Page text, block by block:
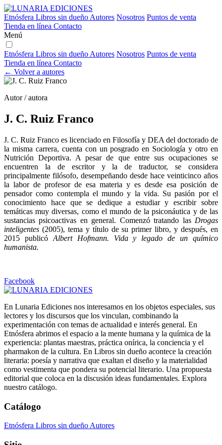
Etnósfera Libros sin dueño Autores Nosotros Puntos de venta
Tienda en línea Contacto
Menú
Etnósfera Libros sin dueño Autores Nosotros Puntos de venta
Tienda en línea Contacto
← Volver a autores
Autor / autora
J. C. Ruiz Franco
J. C. Ruiz Franco es licenciado en Filosofía y DEA del doctorado de
la misma carrera, cuenta con un posgrado en Sociología y otro en
Nutrición Deportiva. A pesar de que entre sus ocupaciones se
encuentren la de escritor y la de traductor, se considera
principalmente filósofo, desempeñando desde hace veinticinco años
la labor de profesor de esa materia y es desde esa posición de
pensador como contempla el mundo y la vida. Su pasión por el
conocimiento hace que se dedique a estudiar y escribir sobre
temáticas muy diversas, como el mundo de la psiconáutica y de las
sustancias psicoactivas en general. Comenzó tratando las Drogas
inteligentes (2005), tema y título de su primer libro, y después, en
2015 publicó Albert Hofmann. Vida y legado de un químico
humanista.
Facebook
En Lunaria Ediciones nos interesamos en los objetos especiales, sus
lectores y los discursos que los vinculan, combinando la
experimentación con temas de actualidad e interés general. En
Etnósfera abrimos el espacio a la mente humana y la química de la
experiencia: plantas maestras, práctica onírica, la conciencia y el
pharmakon de la cultura. En Libros sin dueño acontece la creación
literaria: poesía y narrativa que exaltan el diseño y la materialidad
como vestimenta que pondera su potencial literario. Una propuesta
editorial que coloca en la discusión ideas fundamentales. Explora
nuestro catálogo.
Catálogo
Etnósfera Libros sin dueño Autores